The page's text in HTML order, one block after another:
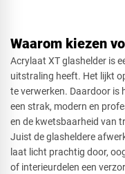
Waarom kiezen
Acrylaat XT glashelder is
uitstraling heeft. Het lijkt
te verwerken. Daardoor is
een strak, modern en
en de kwetsbaarheid van
Juist de glasheldere
laat licht prachtig door,
of interieurdelen een